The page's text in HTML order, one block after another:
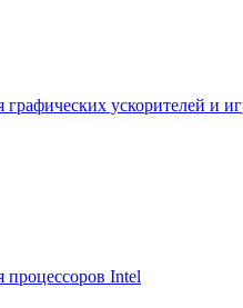
ускорителей и
Intel